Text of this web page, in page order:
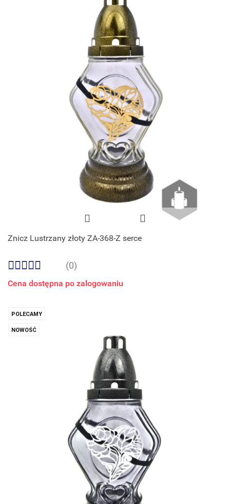
Znicz Lustrzany złoty ZA-368-Z serce
(0)
Cena dostępna po zalogowaniu
POLECAMY
NOWOŚĆ